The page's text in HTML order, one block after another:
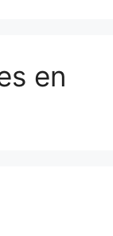
en